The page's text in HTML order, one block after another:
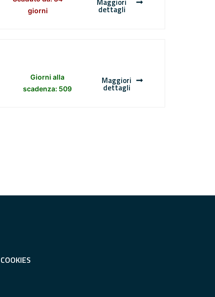
giorni
Maggiori
dettagli
Giorni alla
scadenza: 509
Maggiori
dettagli
COOKIES